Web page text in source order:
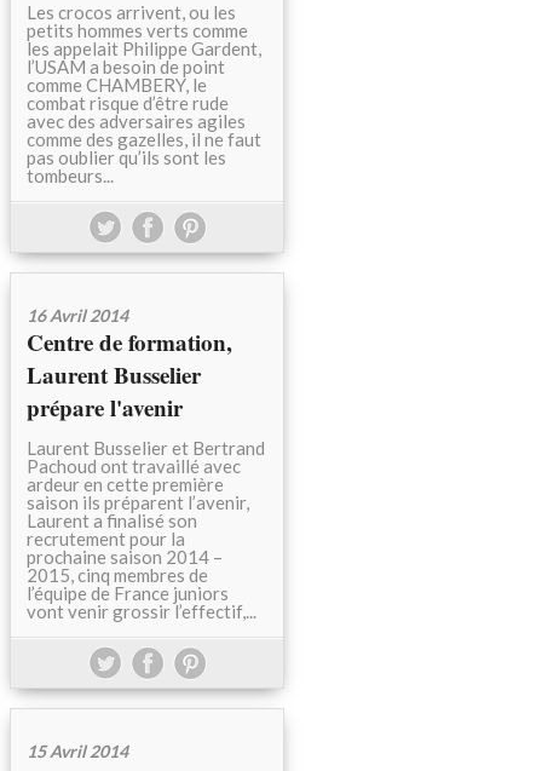
Les crocos arrivent, ou les
petits hommes verts comme
les appelait Philippe Gardent,
l’USAM a besoin de point
comme CHAMBERY, le
combat risque d’être rude
avec des adversaires agiles
comme des gazelles, il ne faut
pas oublier qu’ils sont les
tombeurs...
16 Avril 2014
Centre de formation,
Laurent Busselier
prépare l'avenir
Laurent Busselier et Bertrand
Pachoud ont travaillé avec
ardeur en cette première
saison ils préparent l’avenir,
Laurent a finalisé son
recrutement pour la
prochaine saison 2014 –
2015, cinq membres de
l’équipe de France juniors
vont venir grossir l’effectif,...
15 Avril 2014